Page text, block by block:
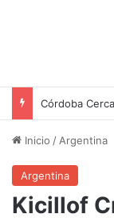
Inicio / Argentina
Argentina
Kicillof